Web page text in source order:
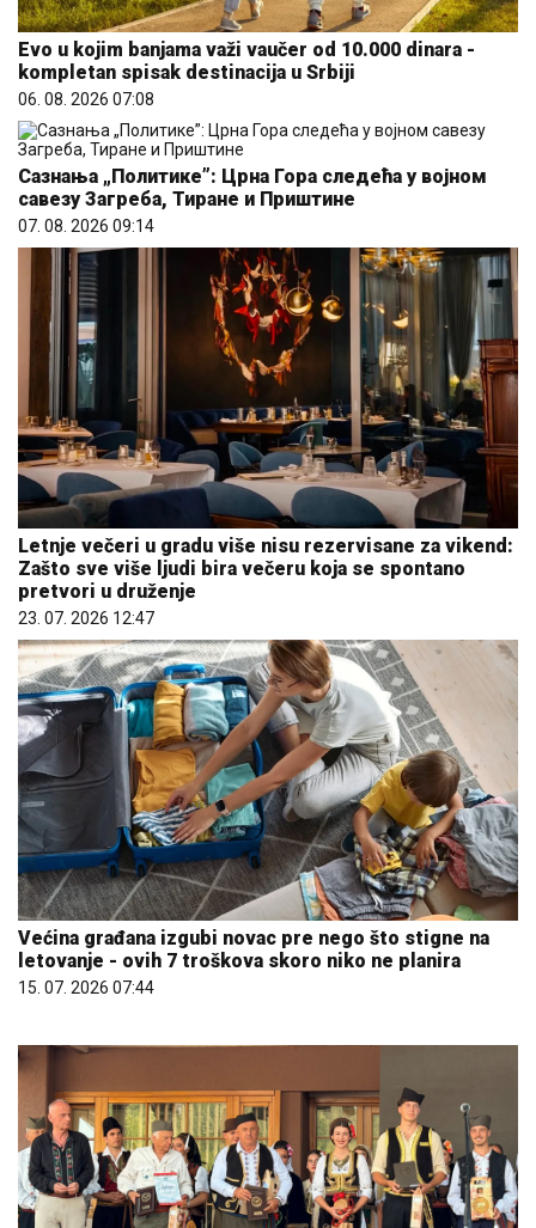
Evo u kojim banjama važi vaučer od 10.000 dinara -
kompletan spisak destinacija u Srbiji
06. 08. 2026 07:08
Сазнања „Политике”: Црна Гора следећа у војном
савезу Загреба, Тиране и Приштине
07. 08. 2026 09:14
Letnje večeri u gradu više nisu rezervisane za vikend:
Zašto sve više ljudi bira večeru koja se spontano
pretvori u druženje
23. 07. 2026 12:47
Većina građana izgubi novac pre nego što stigne na
letovanje - ovih 7 troškova skoro niko ne planira
15. 07. 2026 07:44